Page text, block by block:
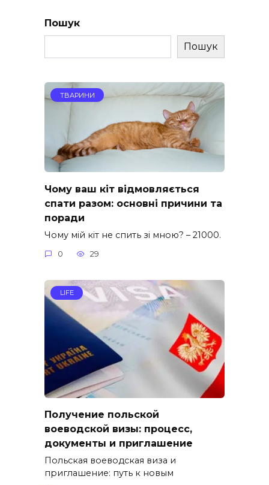
Пошук
Пошук
ТВАРИНИ
Чому ваш кіт відмовляється
спати разом: основні причини та
поради
Чому мій кіт не спить зі мною? – 21000.
0 29
LIFE
Получение польской
воеводской визы: процесс,
документы и приглашение
Польская воеводская виза и
приглашение: путь к новым